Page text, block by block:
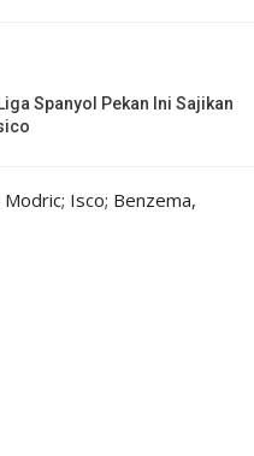
Spanyol Pekan Ini Sajikan
Isco; Benzema,